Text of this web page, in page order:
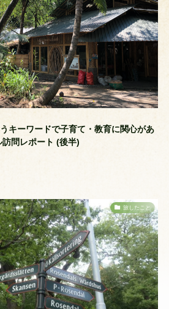
キーワードで子育て・教育に関心があ
問レポート (後半)
旅したこと